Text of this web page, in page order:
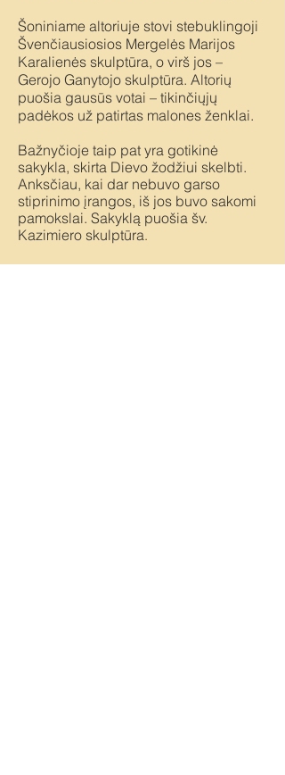
Šoniniame altoriuje stovi stebuklingoji
Švenčiausiosios Mergelės Marijos
Karalienės skulptūra, o virš jos –
Gerojo Ganytojo skulptūra. Altorių
puošia gausūs votai – tikinčiųjų
padėkos už patirtas malones ženklai.
Bažnyčioje taip pat yra gotikinė
sakykla, skirta Dievo žodžiui skelbti.
Anksčiau, kai dar nebuvo garso
stiprinimo įrangos, iš jos buvo sakomi
pamokslai. Sakyklą puošia šv.
Kazimiero skulptūra.